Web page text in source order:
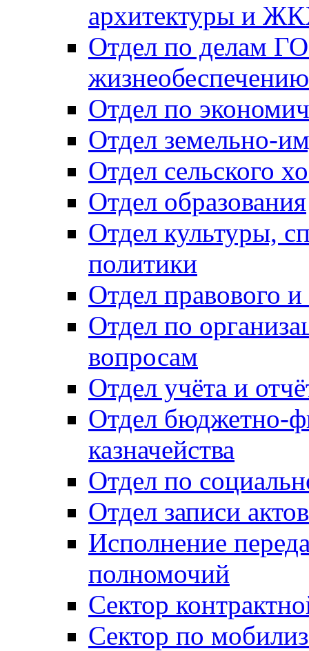
архитектуры и
Отдел по делам
Отдел по
Отдел земельно-
Отдел сельского
Отдел образования
Отдел культуры,
политики
Отдел правового
Отдел по
вопросам
Отдел учёта и
Отдел бюджетно-
казначейства
Отдел по
Отдел записи
Исполнение
полномочий
Сектор
Сектор по